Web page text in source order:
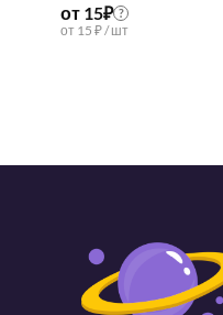
от 15₽ ?
от 15 ₽ / шт